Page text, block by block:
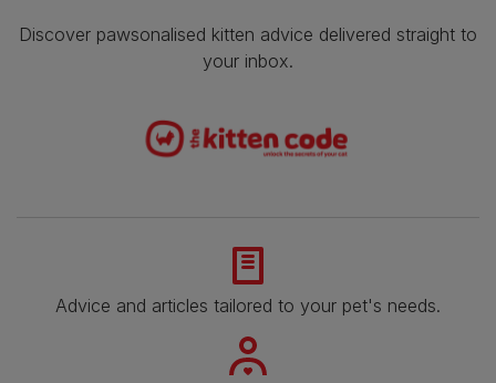
Discover pawsonalised kitten advice delivered straight to
your inbox.
Advice and articles tailored to your pet's needs.